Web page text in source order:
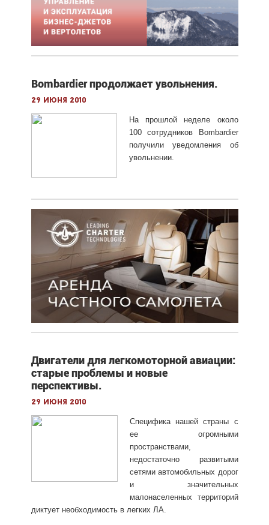
Bombardier продолжает увольнения.
29 июня 2010
На прошлой неделе около
100 сотрудников Bombardier
получили уведомления об
увольнении.
Двигатели для легкомоторной авиации:
старые проблемы и новые
перспективы.
29 июня 2010
Специфика нашей страны с
ее огромными
пространствами,
недостаточно развитыми
сетями автомобильных дорог
и значительных
малонаселенных территорий
диктует необходимость в легких ЛА.